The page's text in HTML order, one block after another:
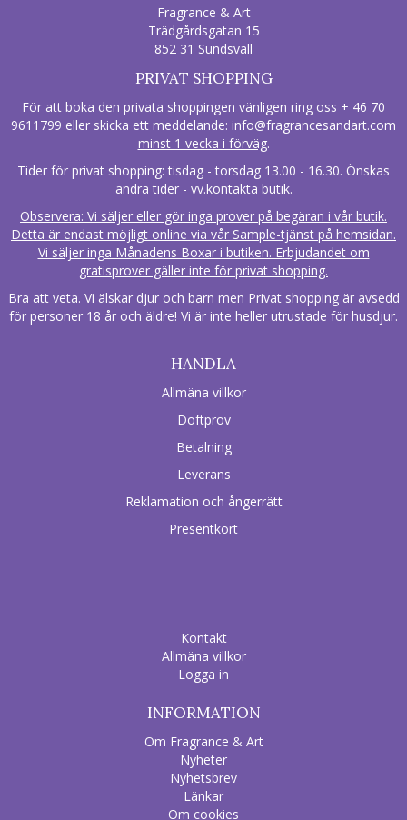
Fragrance & Art
Trädgårdsgatan 15
852 31 Sundsvall
PRIVAT SHOPPING
För att boka den privata shoppingen vänligen ring oss + 46 70
9611799 eller skicka ett meddelande: info@fragrancesandart.com
minst 1 vecka i förväg.
Tider för privat shopping: tisdag - torsdag 13.00 - 16.30. Önskas
andra tider - vv.kontakta butik.
Observera: Vi säljer eller gör inga prover på begäran i vår butik.
Detta är endast möjligt online via vår Sample-tjänst på hemsidan.
Vi säljer inga Månadens Boxar i butiken. Erbjudandet om
gratisprover gäller inte för privat shopping.
Bra att veta. Vi älskar djur och barn men Privat shopping är avsedd
för personer 18 år och äldre! Vi är inte heller utrustade för husdjur.
HANDLA
Allmäna villkor
Doftprov
Betalning
Leverans
Reklamation och ångerrätt
Presentkort
Kontakt
Allmäna villkor
Logga in
INFORMATION
Om Fragrance & Art
Nyheter
Nyhetsbrev
Länkar
Om cookies